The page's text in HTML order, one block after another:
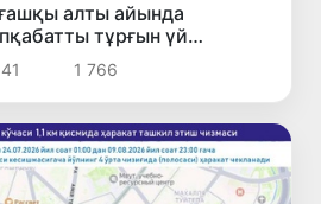
алты айында
тұрғын үй
1 766